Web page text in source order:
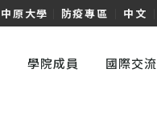
中原大學 防疫專區 中文
學院成員 國際交流